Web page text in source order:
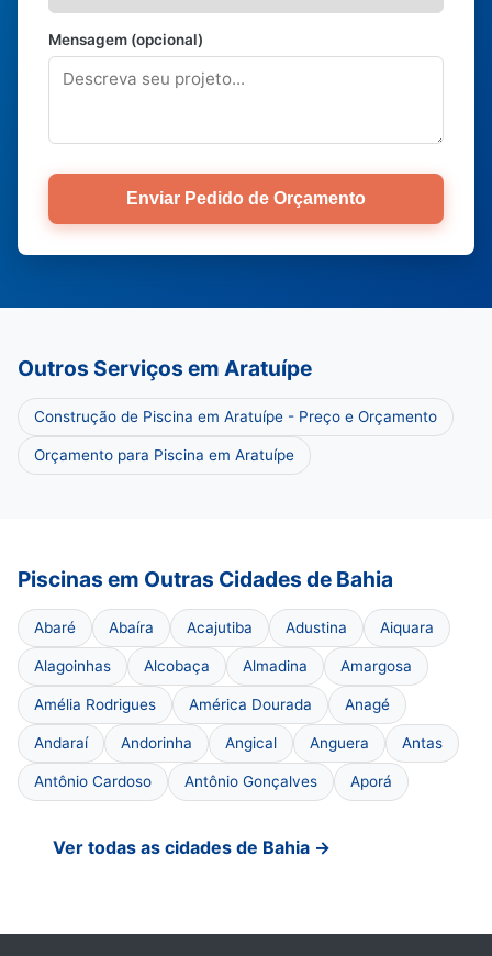
Mensagem (opcional)
Enviar Pedido de Orçamento
Outros Serviços em Aratuípe
Construção de Piscina em Aratuípe - Preço e Orçamento
Orçamento para Piscina em Aratuípe
Piscinas em Outras Cidades de Bahia
Abaré Abaíra Acajutiba Adustina Aiquara
Alagoinhas Alcobaça Almadina Amargosa
Amélia Rodrigues América Dourada Anagé
Andaraí Andorinha Angical Anguera Antas
Antônio Cardoso Antônio Gonçalves Aporá
Ver todas as cidades de Bahia →